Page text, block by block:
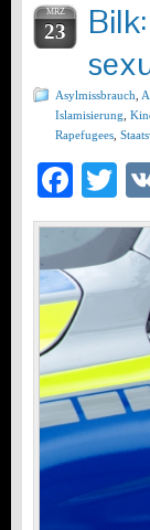
MRZ
23
Asylmissbrauch
Islamisierung
Rapefugees